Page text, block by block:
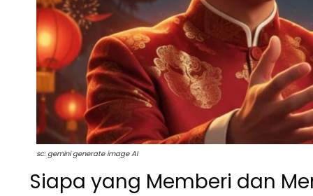
sc: gemini generate image AI
Siapa yang Memberi dan